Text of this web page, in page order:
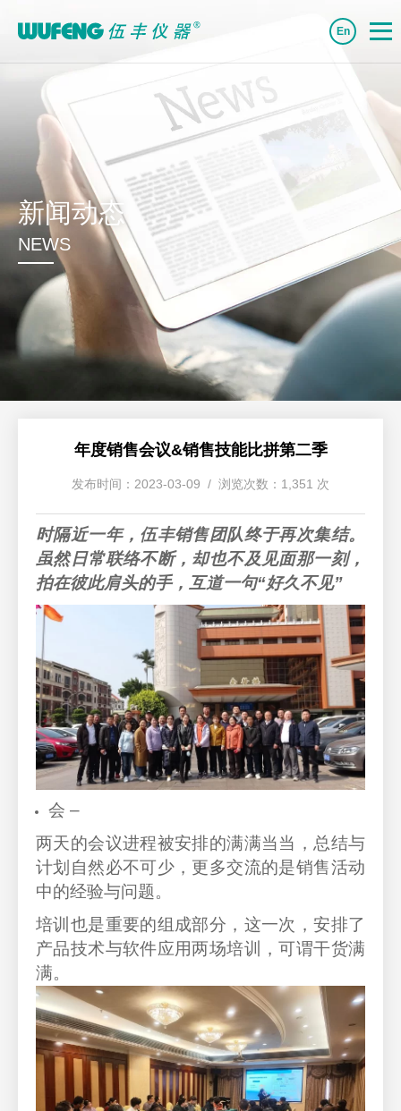
En
新闻动态
NEWS
年度销售会议&销售技能比拼第二季
发布时间：2023-03-09 / 浏览次数：1,351 次
时隔近一年，伍丰销售团队终于再次集结。
虽然日常联络不断，却也不及见面那一刻，
拍在彼此肩头的手，互道一句“好久不见”
会 –
两天的会议进程被安排的满满当当，总结与
计划自然必不可少，更多交流的是销售活动
中的经验与问题。
培训也是重要的组成部分，这一次，安排了
产品技术与软件应用两场培训，可谓干货满
满。